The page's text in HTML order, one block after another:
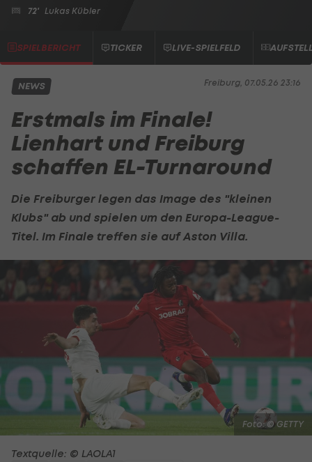
72' Lukas Kübler
SPIELBERICHT TICKER LIVE-SPIELFELD
Freiburg, 07.05.26 23:16
NEWS
Erstmals im Finale!
Lienhart und Freiburg
schaffen EL-Turnaround
Die Freiburger legen das Image des "kleinen
Klubs" ab und spielen um den Europa-League-
Titel. Im Finale treffen sie aufAston Villa.
Foto: © GETTY
Textquelle: © LAOLA1